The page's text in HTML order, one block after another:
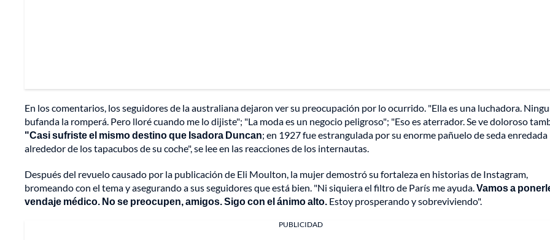
En los comentarios, los seguidores de la australiana dejaron ver su preocupación por lo ocurrido. "Ella es una luchadora.
bufanda la romperá. Pero lloré cuando me lo dijiste"; "La moda es un negocio peligroso"; "Eso es aterrador. Se ve doloroso
"Casi sufriste el mismo destino que Isadora Duncan; en 1927 fue estrangulada por su enorme pañuelo de seda enredada
alrededor de los tapacubos de su coche", se lee en las reacciones de los internautas.
Después del revuelo causado por la publicación de Eli Moulton, la mujer demostró su fortaleza en historias de Instagram,
bromeando con el tema y asegurando a sus seguidores que está bien. "Ni siquiera el filtro de París me ayuda.Vamos a
vendaje médico. No se preocupen, amigos. Sigo con el ánimo alto. Estoy prosperando y sobreviviendo".
PUBLICIDAD